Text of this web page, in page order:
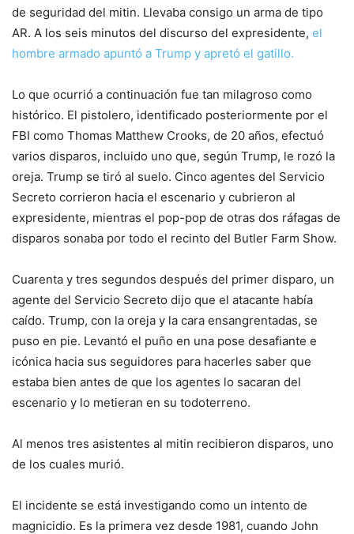
de seguridad del mitin. Llevaba consigo un arma de tipo
AR. A los seis minutos del discurso del expresidente, el
hombre armado apuntó a Trump y apretó el gatillo.
Lo que ocurrió a continuación fue tan milagroso como
histórico. El pistolero, identificado posteriormente por el
FBI como Thomas Matthew Crooks, de 20 años, efectuó
varios disparos, incluido uno que, según Trump, le rozó la
oreja. Trump se tiró al suelo. Cinco agentes del Servicio
Secreto corrieron hacia el escenario y cubrieron al
expresidente, mientras el pop-pop de otras dos ráfagas de
disparos sonaba por todo el recinto del Butler Farm Show.
Cuarenta y tres segundos después del primer disparo, un
agente del Servicio Secreto dijo que el atacante había
caído. Trump, con la oreja y la cara ensangrentadas, se
puso en pie. Levantó el puño en una pose desafiante e
icónica hacia sus seguidores para hacerles saber que
estaba bien antes de que los agentes lo sacaran del
escenario y lo metieran en su todoterreno.
Al menos tres asistentes al mitin recibieron disparos, uno
de los cuales murió.
El incidente se está investigando como un intento de
magnicidio. Es la primera vez desde 1981, cuando John